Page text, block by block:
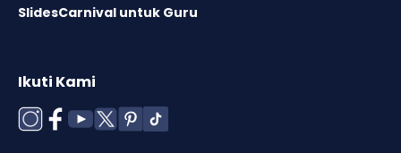
SlidesCarnival untuk Guru
Ikuti Kami